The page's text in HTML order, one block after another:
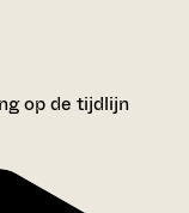
op de tijdlijn